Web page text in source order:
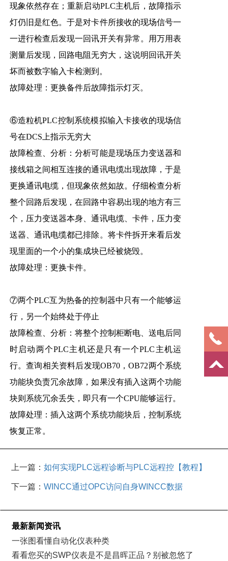
现象依然存在；重新启动PLC主机后，故障指示
灯仍旧是红色。于是对卡件所接收的现场信号一
一进行检查后发现一回讯开关有异常。用万用表
测量后发现，回路电阻无穷大，这说明回讯开关
坏而被数字输入卡检测到。
故障处理：更换备件后故障指示灯灭。
⑥造粒机PLC控制系统模拟输入卡接收的现场信
号在DCS上指示无穷大
故障检查、分析：分析可能是现场压力变送器和
接线箱之间相互连接的通讯电缆出现故障，于是
更换通讯电缆，但现象依然如故。仔细检查分析
整个回路后发现，在回路中容易出现的地方有三
个，压力变送器本身、通讯电缆、卡件，压力变
送器、通讯电缆都已排除。将卡件拆开来看后发
现里面的一个小的集成块已经被烧毁。
故障处理：更换卡件。
⑦两个PLC互为热备的控制器中只有一个能够运
行，另一个始终处于停止
故障检查、分析：将整个控制柜断电、送电后同
时启动两个PLC主机还是只有一个PLC主机运
行。查询相关资料后发现OB70，OB72两个系统
功能块负责冗余故障，如果没有插入这两个功能
块则系统冗余丢失，即只有一个CPU能够运行。
故障处理：插入这两个系统功能块后，控制系统
恢复正常。
上一篇：如何实现PLC远程诊断与PLC远程控【教程】
下一篇：WINCC通过OPC访问自身WINCC数据
最新新闻资讯
一张图看懂自动化仪表种类
看看您买的SWP仪表是不是昌晖正品？别被忽悠了